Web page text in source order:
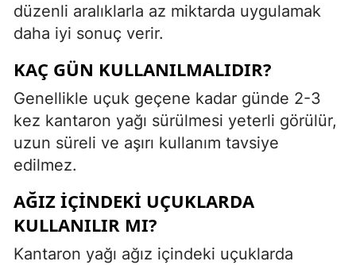
düzenli aralıklarla az miktarda uygulamak
daha iyi sonuç verir.
KAÇ GÜN KULLANILMALIDIR?
Genellikle uçuk geçene kadar günde 2-3
kez kantaron yağı sürülmesi yeterli görülür,
uzun süreli ve aşırı kullanım tavsiye
edilmez.
AĞIZ İÇINDEKI UÇUKLARDA
KULLANILIR MI?
Kantaron yağı ağız içindeki uçuklarda